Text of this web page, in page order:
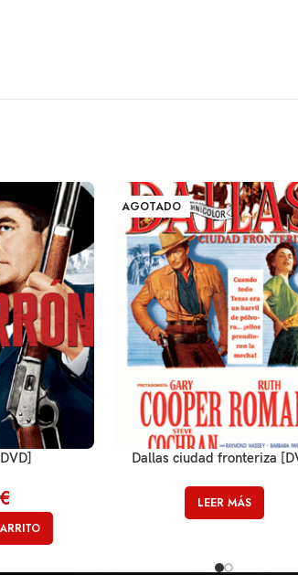
€
AGOTADO
Dallas ciudad fronteriza
LEER MÁS